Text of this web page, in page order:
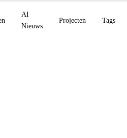
AI
Nieuws
Projecten Tags